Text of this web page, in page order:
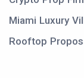
Miami Luxury
Rooftop